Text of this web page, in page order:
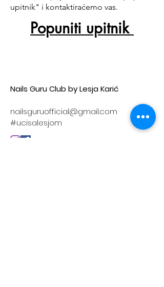
upitnik" i kontaktiraćemo vas.
Popuniti upitnik
Nails Guru Club by Lesja Karić
nailsguruofficial@gmail.com
#ucisalesjom